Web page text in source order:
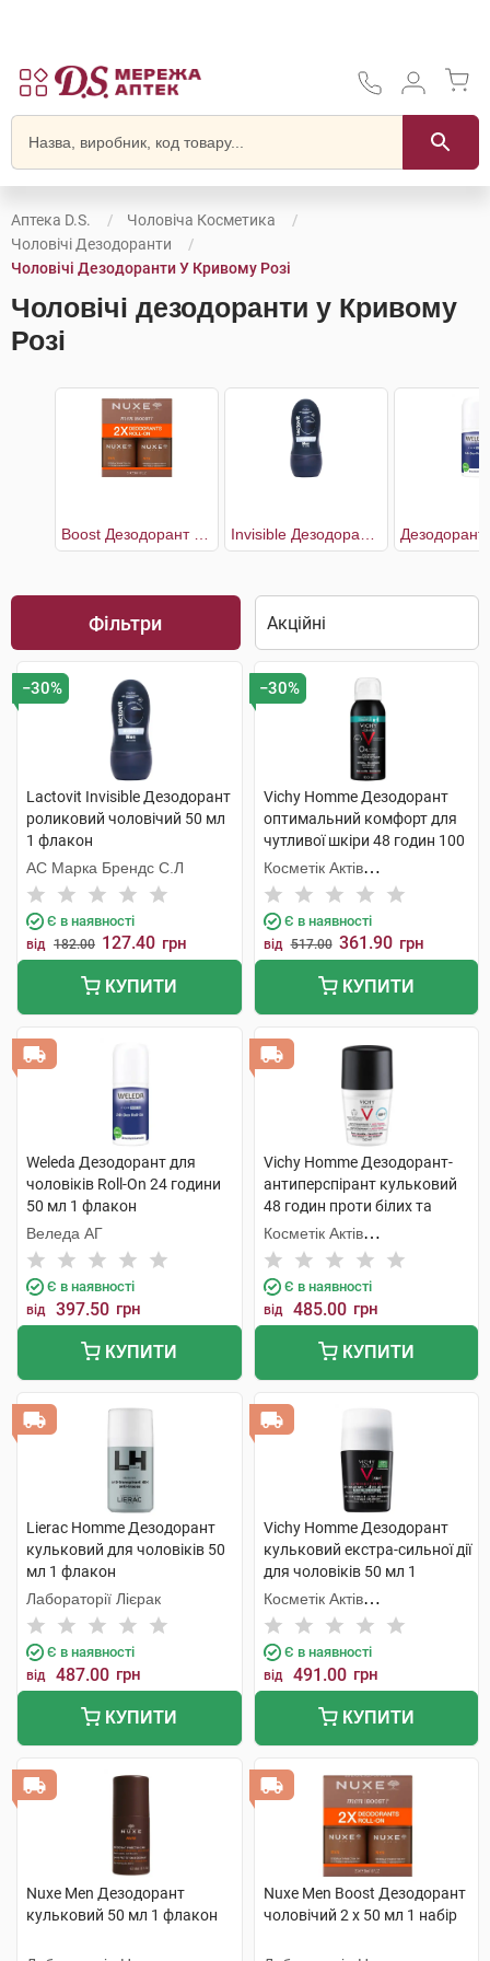
Аптека D.S.
Чоловіча Косметика
Чоловічі Дезодоранти
Чоловічі Дезодоранти У Кривому Розі
Чоловічі дезодоранти у Кривому
Розі
Фільтри
−30%
Lactovit Invisible Дезодорант
роликовий чоловічий 50 мл
1 флакон
АС Марка Брендс С.Л
Є в наявності
від 182.00 127.40 грн
КУПИТИ
−30%
Vichy Homme Дезодорант
оптимальний комфорт для
чутливої шкіри 48 годин 100
мл 1 флакон
Косметік Актів
Інтернаціональ
Є в наявності
від 517.00 361.90 грн
КУПИТИ
Weleda Дезодорант для
чоловіків Roll-On 24 години
50 мл 1 флакон
Веледа АГ
Є в наявності
від 397.50 грн
КУПИТИ
Vichy Homme Дезодорант-
антиперспірант кульковий
48 годин проти білих та
жовтих плям на одязі, для
чоловіків 50 мл 1 флакон
Косметік Актів
Інтернаціональ
Є в наявності
від 485.00 грн
КУПИТИ
Lierac Homme Дезодорант
кульковий для чоловіків 50
мл 1 флакон
Лабораторії Лієрак
Є в наявності
від 487.00 грн
КУПИТИ
Vichy Homme Дезодорант
кульковий екстра-сильної дії
для чоловіків 50 мл 1
флакон
Косметік Актів
Інтернаціональ
Є в наявності
від 491.00 грн
КУПИТИ
Nuxe Men Дезодорант
кульковий 50 мл 1 флакон
Nuxe Men Boost Дезодорант
чоловічий 2 х 50 мл 1 набір